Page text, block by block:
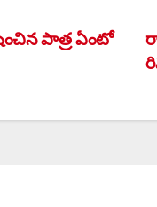
పాత్ర ఏంటో